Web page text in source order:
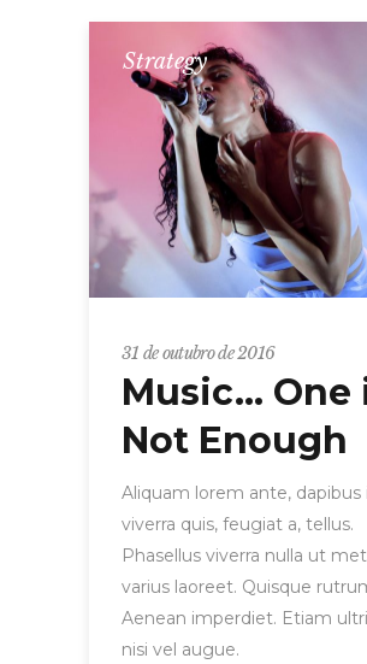
Strategy
31 de outubro de 2016
Music… One
Not Enough
Aliquam lorem ante, dapibus
viverra quis, feugiat a, tellus.
Phasellus viverra nulla ut
varius laoreet. Quisque
Aenean imperdiet. Etiam
nisi vel augue.